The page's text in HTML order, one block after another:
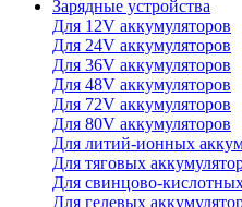
Зарядные устройства
Для 12V аккумуляторов
Для 24V аккумуляторов
Для 36V аккумуляторов
Для 48V аккумуляторов
Для 72V аккумуляторов
Для 80V аккумуляторов
Для литий-ионных
Для тяговых
Для свинцово-
Для гелевых